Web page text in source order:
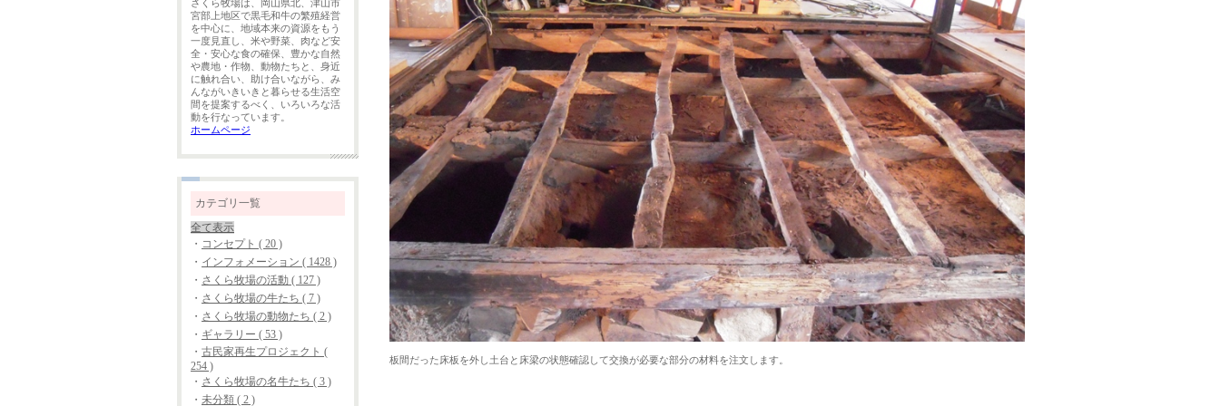
さくら牧場は、岡山県北、津山市
宮部上地区で黒毛和牛の繁殖経営
を中心に、地域本来の資源をもう
一度見直し、米や野菜、肉など安
全・安心な食の確保、豊かな自然
や農地・作物、動物たちと、身近
に触れ合い、助け合いながら、み
んながいきいきと暮らせる生活空
間を提案するべく、いろいろな活
動を行なっています。
ホームページ
カテゴリ一覧
全て表示
・ コンセプト ( 20 )
・ インフォメーション ( 1428 )
・ さくら牧場の活動 ( 127 )
・ さくら牧場の牛たち ( 7 )
・ さくら牧場の動物たち ( 2 )
・ ギャラリー ( 53 )
・ 古民家再生プロジェクト (
254 )
・ さくら牧場の名牛たち ( 3 )
・ 未分類 ( 2 )
板間だった床板を外し土台と床梁の状態確認して交換が必要な部分の材料を注文します。